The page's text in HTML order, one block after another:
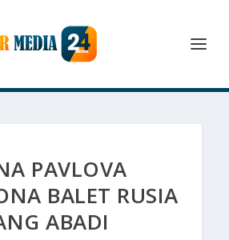
PAVLOVA
BALET RUSIA
ABADI